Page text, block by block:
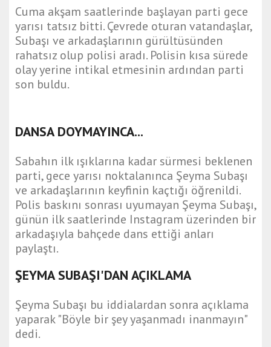
Cuma akşam saatlerinde başlayan parti gece
yarısı tatsız bitti. Çevrede oturan vatandaşlar,
Subaşı ve arkadaşlarının gürültüsünden
rahatsız olup polisi aradı. Polisin kısa sürede
olay yerine intikal etmesinin ardından parti
son buldu.
DANSA DOYMAYINCA...
Sabahın ilk ışıklarına kadar sürmesi beklenen
parti, gece yarısı noktalanınca Şeyma Subaşı
ve arkadaşlarının keyfinin kaçtığı öğrenildi.
Polis baskını sonrası uyumayan Şeyma Subaşı,
günün ilk saatlerinde Instagram üzerinden bir
arkadaşıyla bahçede dans ettiği anları
paylaştı.
ŞEYMA SUBAŞI'DAN AÇIKLAMA
Şeyma Subaşı bu iddialardan sonra açıklama
yaparak "Böyle bir şey yaşanmadı inanmayın"
dedi.